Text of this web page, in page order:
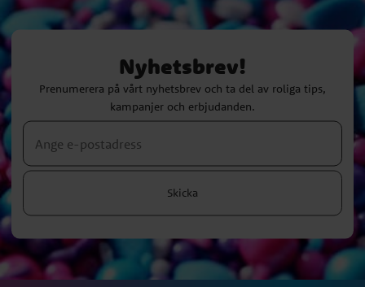
Nyhetsbrev!
Prenumerera på vårt nyhetsbrev och ta del av roliga tips,
kampanjer och erbjudanden.
Skicka